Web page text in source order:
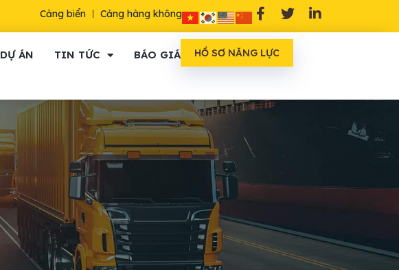
Cảng biển Cảng hàng không
DỰ ÁN TIN TỨC BÁO GIÁ HỒ SƠ NĂNG LỰC